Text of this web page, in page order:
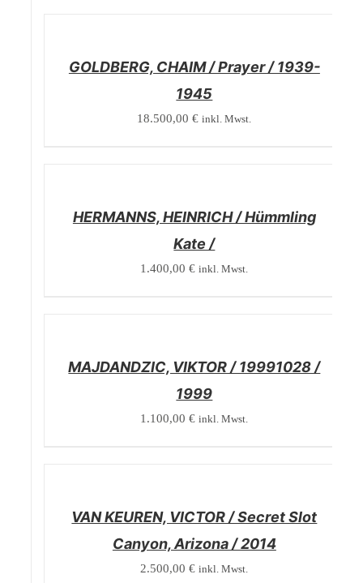
GOLDBERG, CHAIM / Prayer / 1939-
1945
18.500,00€ inkl. Mwst.
HERMANNS, HEINRICH / Hümmling
Kate /
1.400,00€ inkl. Mwst.
MAJDANDZIC, VIKTOR / 19991028 /
1999
1.100,00€ inkl. Mwst.
VAN KEUREN, VICTOR / Secret Slot
Canyon, Arizona / 2014
2.500,00€ inkl. Mwst.